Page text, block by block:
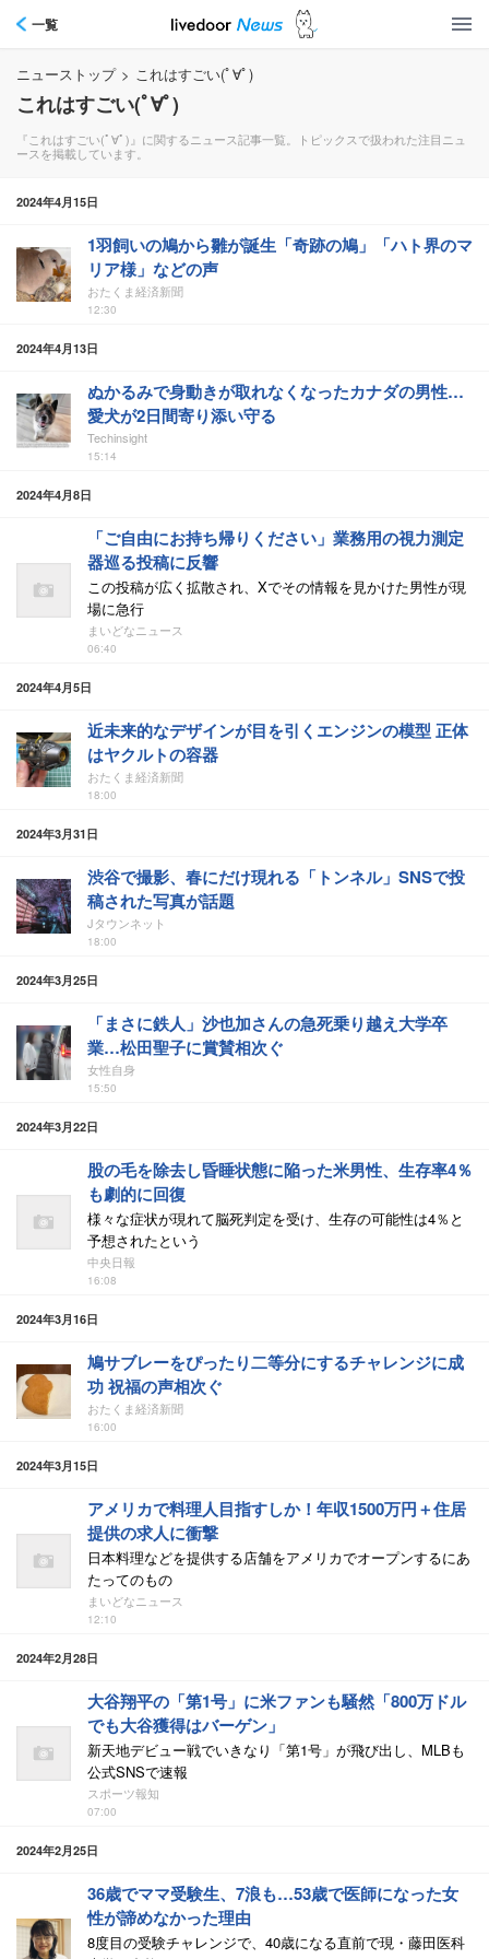
一覧
ニューストップ > これはすごい(ﾟ∀ﾟ)
これはすごい(ﾟ∀ﾟ)
『これはすごい(ﾟ∀ﾟ)』に関するニュース記事一覧。トピックスで扱われた注目ニュ
ースを掲載しています。
2024年4月15日
1羽飼いの鳩から雛が誕生「奇跡の鳩」「ハト界のマ
リア様」などの声
おたくま経済新聞
12:30
2024年4月13日
ぬかるみで身動きが取れなくなったカナダの男性…
愛犬が2日間寄り添い守る
Techinsight
15:14
2024年4月8日
「ご自由にお持ち帰りください」業務用の視力測定
器巡る投稿に反響
この投稿が広く拡散され、Xでその情報を見かけた男性が現
場に急行
まいどなニュース
06:40
2024年4月5日
近未来的なデザインが目を引くエンジンの模型 正体
はヤクルトの容器
おたくま経済新聞
18:00
2024年3月31日
渋谷で撮影、春にだけ現れる「トンネル」SNSで投
稿された写真が話題
Jタウンネット
18:00
2024年3月25日
「まさに鉄人」沙也加さんの急死乗り越え大学卒
業…松田聖子に賞賛相次ぐ
女性自身
15:50
2024年3月22日
股の毛を除去し昏睡状態に陥った米男性、生存率4％
も劇的に回復
様々な症状が現れて脳死判定を受け、生存の可能性は4％と
予想されたという
中央日報
16:08
2024年3月16日
鳩サブレーをぴったり二等分にするチャレンジに成
功 祝福の声相次ぐ
おたくま経済新聞
16:00
2024年3月15日
アメリカで料理人目指すしか！年収1500万円＋住居
提供の求人に衝撃
日本料理などを提供する店舗をアメリカでオープンするにあ
たってのもの
まいどなニュース
12:10
2024年2月28日
大谷翔平の「第1号」に米ファンも騒然「800万ドル
でも大谷獲得はバーゲン」
新天地デビュー戦でいきなり「第1号」が飛び出し、MLBも
公式SNSで速報
スポーツ報知
07:00
2024年2月25日
36歳でママ受験生、7浪も…53歳で医師になった女
性が諦めなかった理由
8度目の受験チャレンジで、40歳になる直前で現・藤田医科